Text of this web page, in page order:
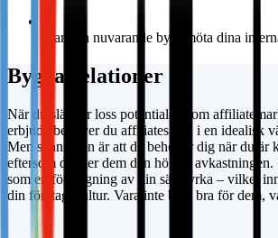
Kan din nuvarande byrå möta dina
Bygga relationer
När du släpper loss potentialen som
erbjuda behöver du affiliates och i en idealisk
Men sanningen är att de behöver dig när du är
eftersom det ger dem den högsta
som en förlängning av din säljstyrka – vilket
din företagskultur. Vara inte bara bra för dem,